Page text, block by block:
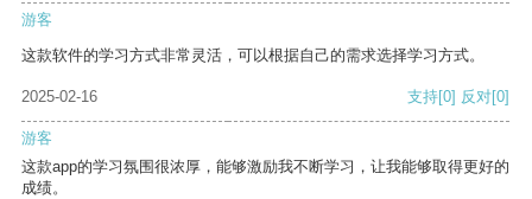
游客
这款软件的学习方式非常灵活，可以根据自己的需求选择学习方式。
2025-02-16 支持[0] 反对[0]
游客
这款app的学习氛围很浓厚，能够激励我不断学习，让我能够取得更好的
成绩。